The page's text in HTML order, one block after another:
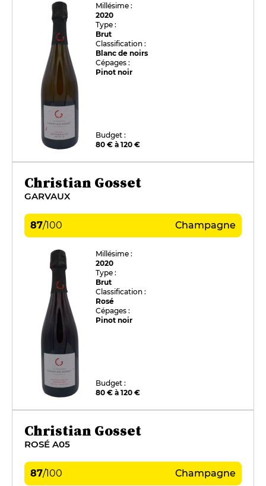
Millésime :
2020
Type :
Brut
Classification :
Blanc de noirs
Cépages :
Pinot noir
Budget :
80 € à 120 €
Christian Gosset
GARVAUX
87/100 Champagne
Millésime :
2020
Type :
Brut
Classification :
Rosé
Cépages :
Pinot noir
Budget :
80 € à 120 €
Christian Gosset
ROSÉ A05
87/100 Champagne